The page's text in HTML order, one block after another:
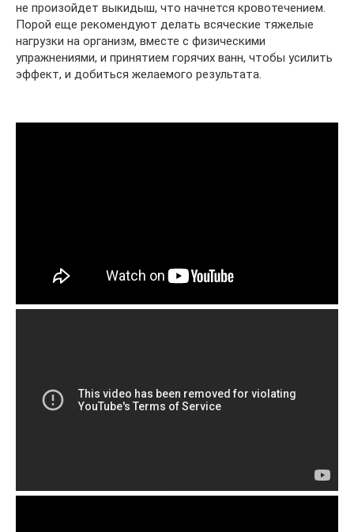
не произойдет выкидыш, что начнется кровотечением.
Порой еще рекомендуют делать всяческие тяжелые
нагрузки на организм, вместе с физическими
упражнениями, и принятием горячих ванн, чтобы усилить
эффект, и добиться желаемого результата.